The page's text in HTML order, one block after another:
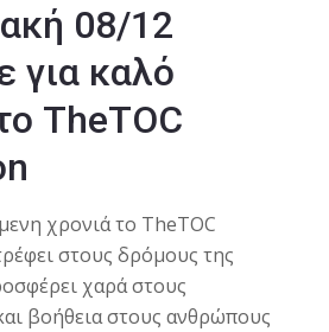
08/12
για καλό
TheTOC
χρονιά το TheTOC
στους δρόμους της
χαρά στους
βοήθεια στους ανθρώπους